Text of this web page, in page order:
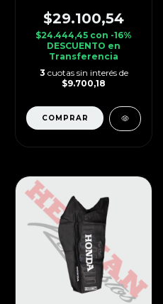
$29.100,54
$24.444,45 con -16%
DESCUENTO en
Transferencia
3 cuotas sin interés de
$9.700,18